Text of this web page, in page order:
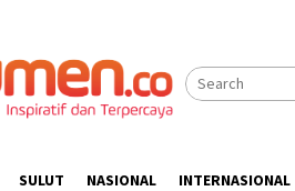
SULUT NASIONAL INTERNASIONAL